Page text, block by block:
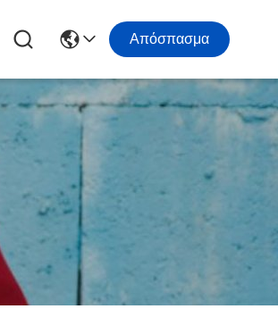
Απόσπασμα